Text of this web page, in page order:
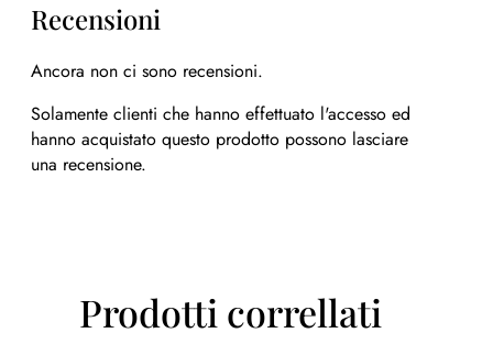
Recensioni
Ancora non ci sono recensioni.
Solamente clienti che hanno effettuato l'accesso ed
hanno acquistato questo prodotto possono lasciare
una recensione.
Prodotti correllati